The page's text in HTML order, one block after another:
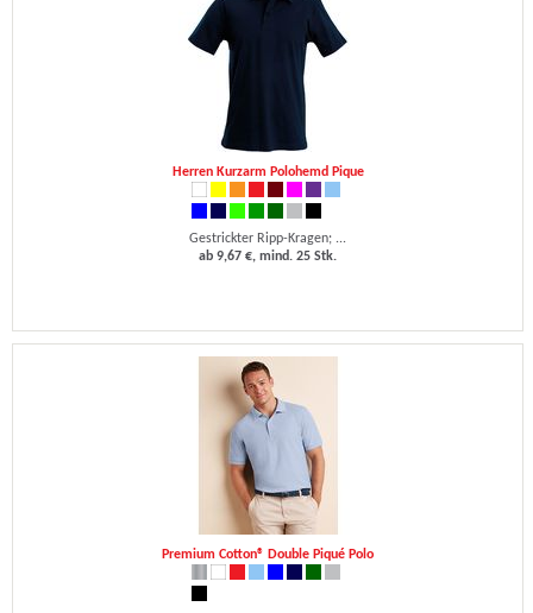
Herren Kurzarm Polohemd Pique
Gestrickter Ripp-Kragen; ...
ab 9,67 €, mind. 25 Stk.
Premium Cotton® Double Piqué Polo